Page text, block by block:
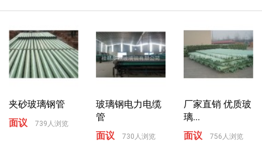
夹砂玻璃钢管
面议
739人浏览
玻璃钢电力电缆
管
面议
730人浏览
厂家直销 优质玻
璃...
面议
756人浏览